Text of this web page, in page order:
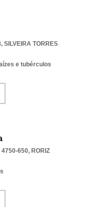
, SILVEIRA TORRES
e tubérculos
4750-650, RORIZ